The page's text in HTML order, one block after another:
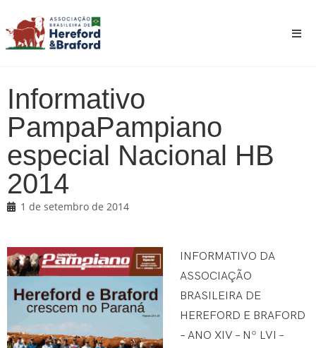
Informativo
PampaPampiano
especial Nacional HB
2014
1 de setembro de 2014
INFORMATIVO DA
ASSOCIAÇÃO
BRASILEIRA DE
HEREFORD E BRAFORD
– ANO XIV – Nº LVI –